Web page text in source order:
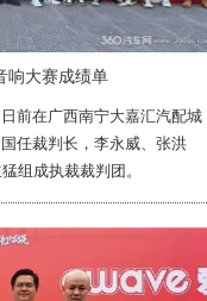
响大赛成绩单
前在广西南宁大嘉汇汽配城
任裁判长，李永威、张洪
组成执裁裁判团。